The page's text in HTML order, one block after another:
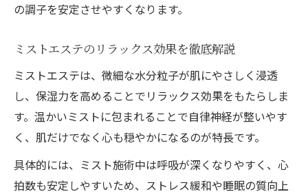
の調子を安定させやすくなります。
ミストエステのリラックス効果を徹底解説
ミストエステは、微細な水分粒子が肌にやさしく浸透
し、保湿力を高めることでリラックス効果をもたらしま
す。温かいミストに包まれることで自律神経が整いやす
く、肌だけでなく心も穏やかになるのが特長です。
具体的には、ミスト施術中は呼吸が深くなりやすく、心
拍数も安定しやすいため、ストレス緩和や睡眠の質向上